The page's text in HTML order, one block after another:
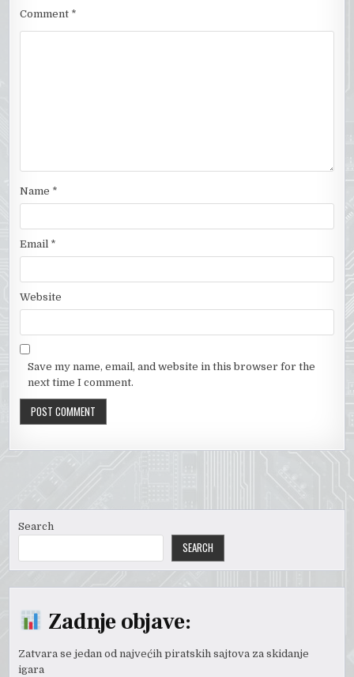
Comment *
Name *
Email *
Website
Save my name, email, and website in this browser for the
next time I comment.
Search
SEARCH
Zadnje objave:
Zatvara se jedan od najvećih piratskih sajtova za skidanje
igara